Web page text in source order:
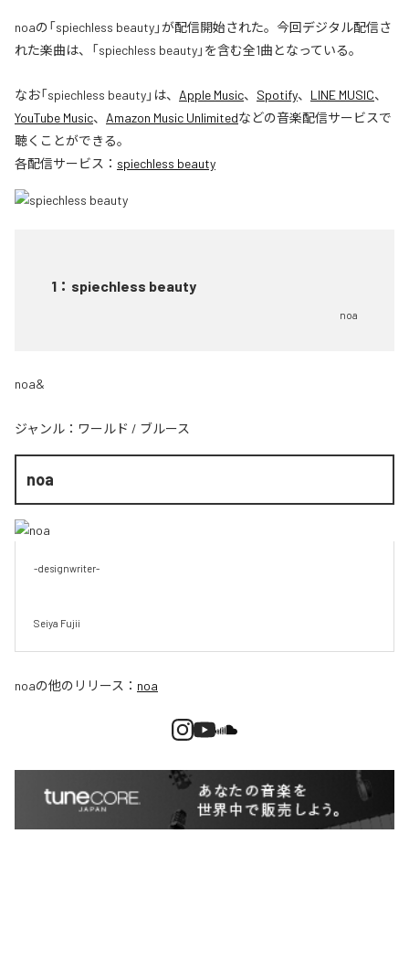
noaの「spiechless beauty」が配信開始された。今回デジタル配信さ
れた楽曲は、「spiechless beauty」を含む全1曲となっている。
なお「spiechless beauty」は、 Apple Music、 Spotify、 LINE MUSIC、
YouTube Music、 Amazon Music Unlimitedなどの音楽配信サービスで
聴くことができる。
各配信サービス： spiechless beauty
1 ： spiechless beauty
noa
noa&
ジャンル： ワールド / ブルース
noa
-designwriter-
Seiya Fujii
noaの他のリリース： noa